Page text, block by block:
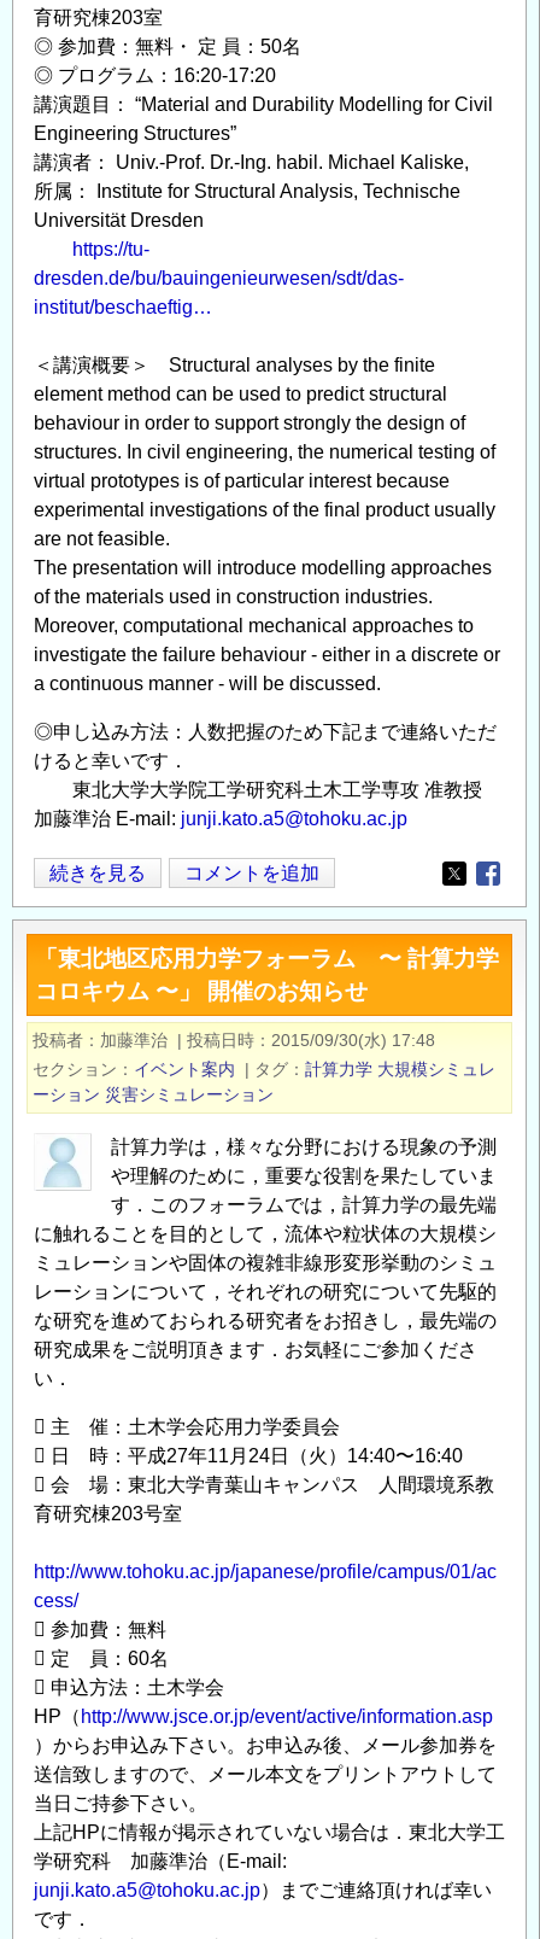
育研究棟203室
◎ 参加費：無料・ 定 員：50名
◎ プログラム：16:20-17:20
講演題目： “Material and Durability Modelling for Civil
Engineering Structures”
講演者： Univ.-Prof. Dr.-Ing. habil. Michael Kaliske,
所属： Institute for Structural Analysis, Technische
Universität Dresden
https://tu-
dresden.de/bu/bauingenieurwesen/sdt/das-
institut/beschaeftig…
＜講演概要＞ Structural analyses by the finite
element method can be used to predict structural
behaviour in order to support strongly the design of
structures. In civil engineering, the numerical testing of
virtual prototypes is of particular interest because
experimental investigations of the final product usually
are not feasible.
The presentation will introduce modelling approaches
of the materials used in construction industries.
Moreover, computational mechanical approaches to
investigate the failure behaviour - either in a discrete or
a continuous manner - will be discussed.
◎申し込み方法：人数把握のため下記まで連絡いただ
けると幸いです．
東北大学大学院工学研究科土木工学専攻 准教授
加藤準治 E-mail: junji.kato.a5@tohoku.ac.jp
第
２
回
東
北
地
区
応
用
力
学
ォ
ー
ラ
ム
「土
木
構
造
物
の
料・
耐
久
性
モ
デ
リ
ン
グ」
開
催
の
お
続きを見る コメントを追加
Opens in
「東北地区応用力学フォーラム 〜 計算力学
コロキウム 〜」 開催のお知らせ
投稿者 加藤準治 | 投稿日時
2015/09/30(水) 17:48
セクション
イベント案内 | タグ 計算力学 大規模シミュレ
ーション 災害シミュレーション
計算力学は，様々な分野における現象の予測
や理解のために，重要な役割を果たしていま
す．このフォーラムでは，計算力学の最先端
に触れることを目的として，流体や粒状体の大規模シ
ミュレーションや固体の複雑非線形変形挙動のシミュ
レーションについて，それぞれの研究について先駆的
な研究を進めておられる研究者をお招きし，最先端の
研究成果をご説明頂きます．お気軽にご参加くださ
い．
 主 催：土木学会応用力学委員会
 日 時：平成27年11月24日（火）14:40〜16:40
 会 場：東北大学青葉山キャンパス 人間環境系教
育研究棟203号室
http://www.tohoku.ac.jp/japanese/profile/campus/01/ac
cess/
 参加費：無料
 定 員：60名
 申込方法：土木学会
HP（ http://www.jsce.or.jp/event/active/information.asp
）からお申込み下さい。お申込み後、メール参加券を
送信致しますので、メール本文をプリントアウトして
当日ご持参下さい。
上記HPに情報が掲示されていない場合は．東北大学工
学研究科 加藤準治（E-mail:
junji.kato.a5@tohoku.ac.jp）までご連絡頂ければ幸い
です．